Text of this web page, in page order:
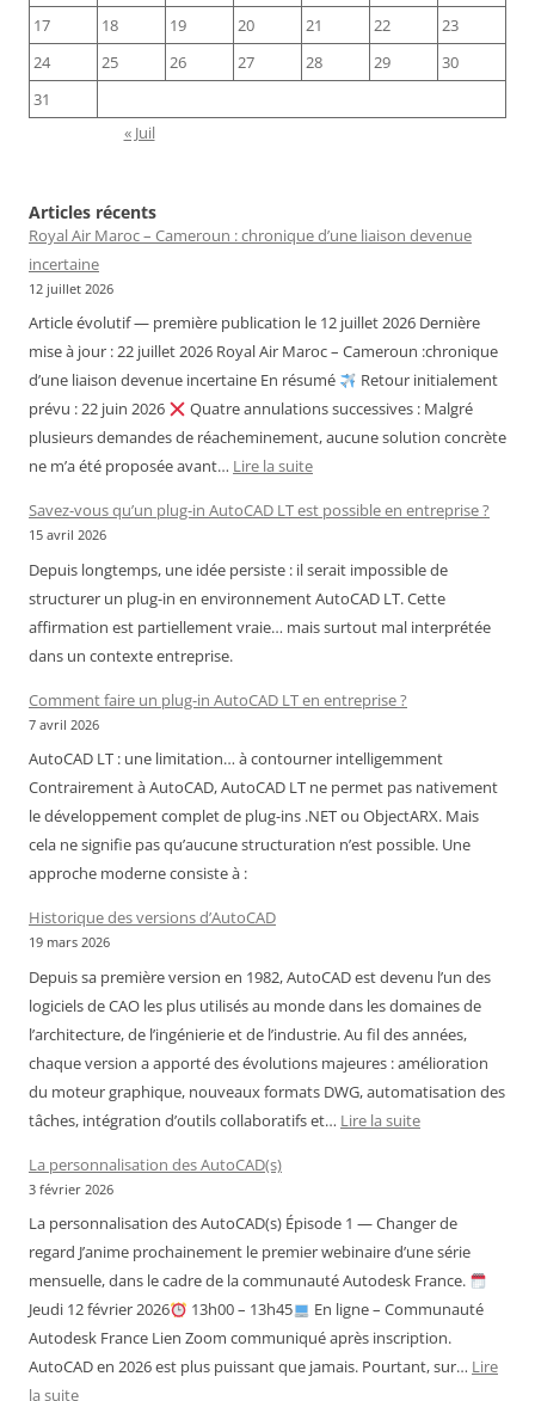
17
18 19 20 21 22
23
24
25 26 27 28 29
30
31
« Juil
Articles récents
Royal Air Maroc – Cameroun : chronique d’une liaison devenue
incertaine
12 juillet 2026
Article évolutif — première publication le 12 juillet 2026 Dernière
mise à jour : 22 juillet 2026 Royal Air Maroc – Cameroun :chronique
d’une liaison devenue incertaine En résumé
Retour initialement
prévu : 22 juin 2026
Quatre annulations successives : Malgré
plusieurs demandes de réacheminement, aucune solution concrète
ne m’a été proposée avant… Lire la suite:
Air
–
Cameroun
:
d’une
devenue
incertaine
Savez-vous qu’un plug-in AutoCAD LT est possible en entreprise ?
15 avril 2026
Depuis longtemps, une idée persiste : il serait impossible de
structurer un plug-in en environnement AutoCAD LT. Cette
affirmation est partiellement vraie… mais surtout mal interprétée
dans un contexte entreprise.
Comment faire un plug-in AutoCAD LT en entreprise ?
7 avril 2026
AutoCAD LT : une limitation… à contourner intelligemment
Contrairement à AutoCAD, AutoCAD LT ne permet pas nativement
le développement complet de plug-ins .NET ou ObjectARX. Mais
cela ne signifie pas qu’aucune structuration n’est possible. Une
approche moderne consiste à :
Historique des versions d’AutoCAD
19 mars 2026
Depuis sa première version en 1982, AutoCAD est devenu l’un des
logiciels de CAO les plus utilisés au monde dans les domaines de
l’architecture, de l’ingénierie et de l’industrie. Au fil des années,
chaque version a apporté des évolutions majeures : amélioration
du moteur graphique, nouveaux formats DWG, automatisation des
tâches, intégration d’outils collaboratifs et… Lire la suite:
d’AutoCAD
La personnalisation des AutoCAD(s)
3 février 2026
La personnalisation des AutoCAD(s) Épisode 1 — Changer de
regard J’anime prochainement le premier webinaire d’une série
mensuelle, dans le cadre de la communauté Autodesk France.
Jeudi 12 février 2026
13h00 – 13h45
En ligne – Communauté
Autodesk France Lien Zoom communiqué après inscription.
AutoCAD en 2026 est plus puissant que jamais. Pourtant, sur… Lire
la suite: